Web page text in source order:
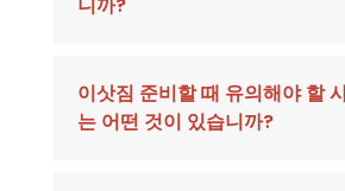
이삿짐 준비할 때 유의해야 할
는 어떤 것이 있습니까?